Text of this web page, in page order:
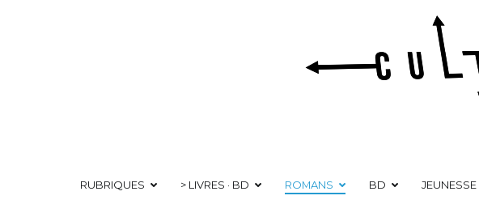
RUBRIQUES > LIVRES · BD ROMANS BD JEUNESSE